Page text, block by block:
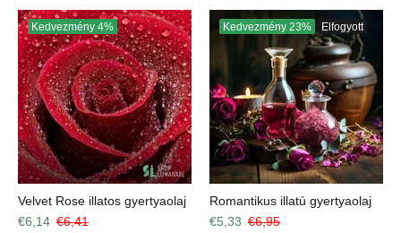
Kedvezmény 4%
Velvet Rose illatos gyertyaolaj
€6,14 €6,41
Kedvezmény 23% Elfogyott
Romantikus illatú gyertyaolaj
€5,33 €6,95